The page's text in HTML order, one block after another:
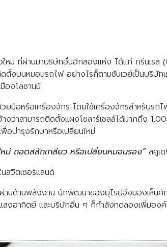
ใหม่ ที่ผ่านมาบริษัทอื่นอีกสองแห่ง ได้แก่ กรีนเร
งบนหมอนรถไฟ อย่างไรก็ตามซันเวย์เป็นบริษั
องโลซานน์
อหรือเครื่องจักร โดยใช้เครื่องจักรสำหรับรถ
งว่าสามารถติดตั้งแผงโซลาร์เซลล์ได้มากถึง
อบำรุงรักษาหรือเปลี่ยนใหม่
ม่ ถอดสลักเกลียว หรือเปลี่ยนหมอนรอง”สคูเด
สวิตเซอร์แลนด์
นด้านพลังงาน นักพัฒนาของยุโรปจึงมองเห็นศั
งอาทิตย์ และบริษัทอื่น ๆ ก็กำลังทดลองเพิ่มอง